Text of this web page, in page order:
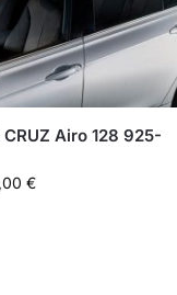
Airo 128 925-
€